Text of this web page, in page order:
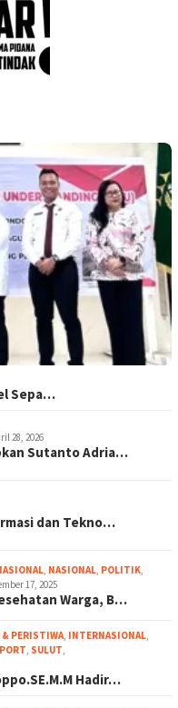
Sepa…
28, 2026
Sutanto Adria…
dan Tekno…
, NASIONAL, POLITIK,
17, 2025
Warga, B…
& PERISTIWA, INTERNASIONAL,
, SULUT,
Hadir…